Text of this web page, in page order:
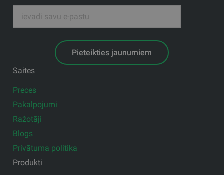
Pieteikties jaunumiem
Saites
Preces
Pakalpojumi
Ražotāji
Blogs
Privātuma politika
Produkti